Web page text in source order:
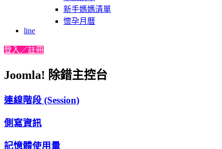
新手媽媽清單
懷孕月曆
line
登入／註冊
Joomla! 除錯主控台
連線階段 (Session)
側寫資訊
記憶體使用量